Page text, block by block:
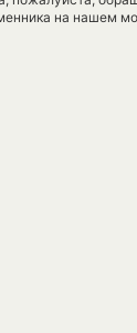
на нашем